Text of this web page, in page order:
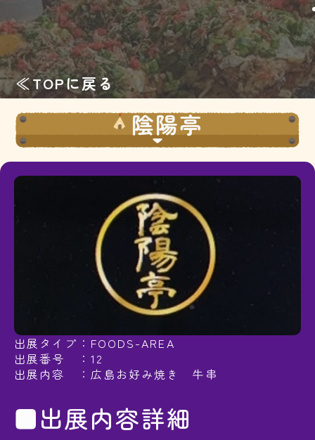
≪TOPに戻る
陰陽亭
出展タイプ：FOODS-AREA
出展番号 ：12
出展内容 ：広島お好み焼き 牛串
■出展内容詳細